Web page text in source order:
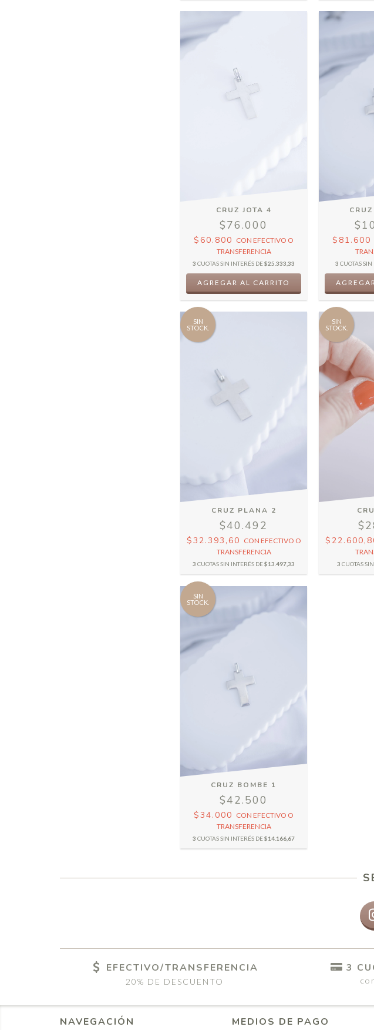
CRUZ JOTA 4
$76.000
$60.800 CON EFECTIVO O
TRANSFERENCIA
3 CUOTAS SIN INTERÉS DE$25.333,33
$81.600
3 CUOTAS
SIN
STOCK.
CRUZ PLANA 2
$40.492
$32.393,60 CON EFECTIVO O
TRANSFERENCIA
3 CUOTAS SIN INTERÉS DE$13.497,33
SIN
STOCK.
3 CUOTAS
SIN
STOCK.
CRUZ BOMBE 1
$42.500
$34.000 CON EFECTIVO O
TRANSFERENCIA
3 CUOTAS SIN INTERÉS DE$14.166,67
EFECTIVO/TRANSFERENCIA
20% DE DESCUENTO
3
NAVEGACIÓN MEDIOS DE PAGO